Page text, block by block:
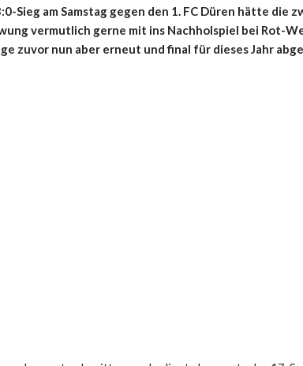
Sieg am Samstag gegen den 1. FC Düren hätte die
vermutlich gerne mit ins Nachholspiel bei Rot-
zuvor nun aber erneut und final für dieses Jahr